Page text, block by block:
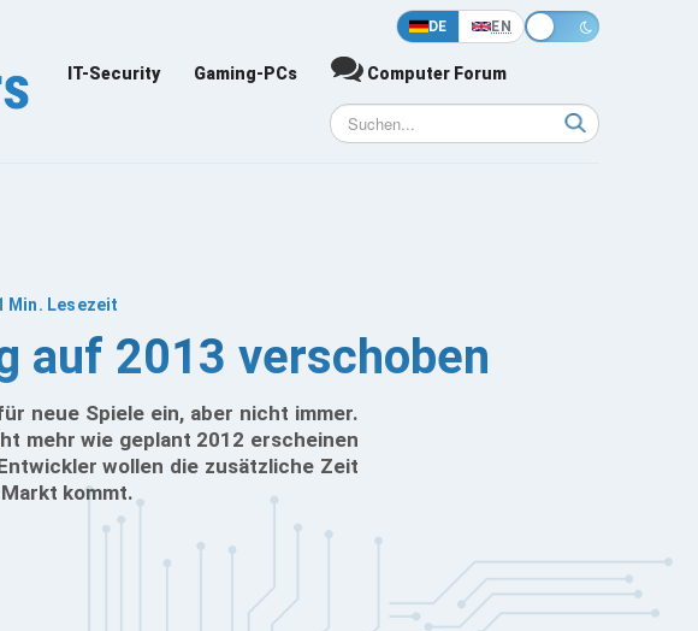
DE EN
IT-Security Gaming-PCs Computer Forum
Min. Lesezeit
auf 2013 verschoben
neue Spiele ein, aber nicht immer.
mehr wie geplant 2012 erscheinen
wollen die zusätzliche Zeit
kommt.